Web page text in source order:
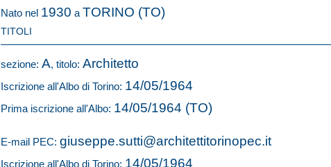
Nato nel 1930 a TORINO (TO)
TITOLI
sezione: A, titolo: Architetto
Iscrizione all'Albo di Torino: 14/05/1964
Prima iscrizione all'Albo: 14/05/1964 (TO)
E-mail PEC: giuseppe.sutti@architettitorinopec.it
Iscrizione all'Albo di Torino: 14/05/1964